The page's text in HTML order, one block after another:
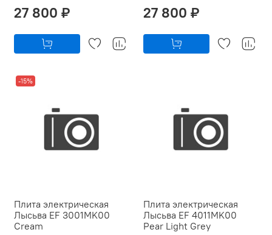
27 800 ₽ 27 800 ₽
-15%
Плита электрическая
Лысьва EF 3001MK00
Cream
Плита электрическая
Лысьва EF 4011MK00
Pear Light Grey